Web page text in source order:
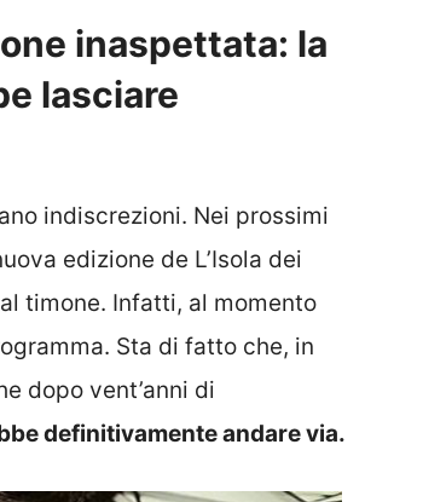
inaspettata: la
lasciare
indiscrezioni. Nei prossimi
edizione de L’Isola dei
timone. Infatti, al momento
Sta di fatto che, in
dopo vent’anni di
definitivamente andare via.